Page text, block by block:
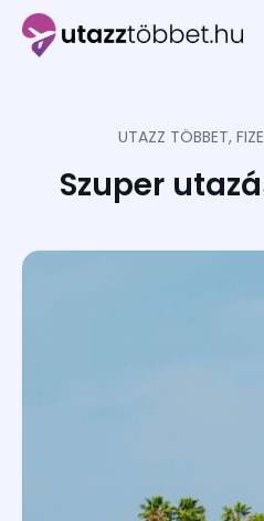
Utazztöbbet.hu
UTAZZ TÖBBET,
Szuper